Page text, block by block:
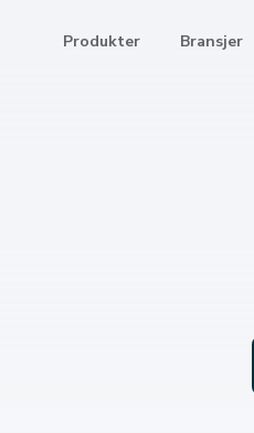
Produkter Bransjer